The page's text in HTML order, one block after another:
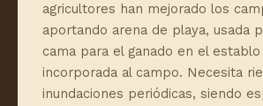
agricultores han mejorado los
aportando arena de playa, usada
cama para el ganado en el
incorporada al campo. Necesita
inundaciones periódicas, siendo